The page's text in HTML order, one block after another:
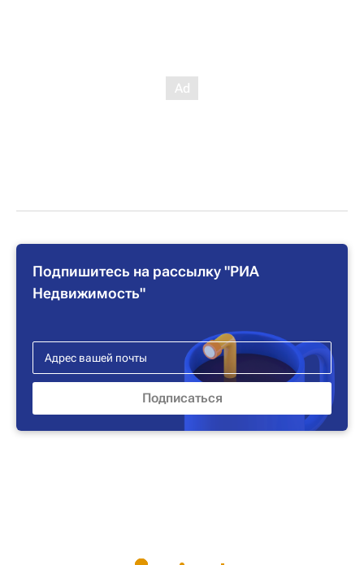
Подпишитесь на рассылку "РИА
Недвижимость"